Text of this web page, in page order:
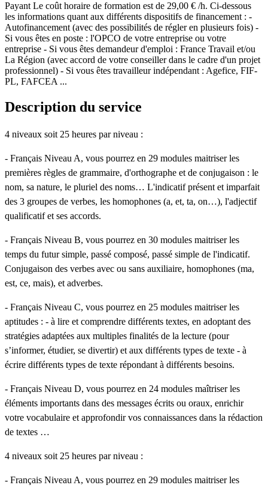
Payant Le coût horaire de formation est de 29,00 € /h. Ci-dessous
les informations quant aux différents dispositifs de financement : -
Autofinancement (avec des possibilités de régler en plusieurs fois) -
Si vous êtes en poste : l'OPCO de votre entreprise ou votre
entreprise - Si vous êtes demandeur d'emploi : France Travail et/ou
La Région (avec accord de votre conseiller dans le cadre d'un projet
professionnel) - Si vous êtes travailleur indépendant : Agefice, FIF-
PL, FAFCEA ...
Description du service
4 niveaux soit 25 heures par niveau :
- Français Niveau A, vous pourrez en 29 modules maitriser les
premières règles de grammaire, d'orthographe et de conjugaison : le
nom, sa nature, le pluriel des noms… L'indicatif présent et imparfait
des 3 groupes de verbes, les homophones (a, et, ta, on…), l'adjectif
qualificatif et ses accords.
- Français Niveau B, vous pourrez en 30 modules maitriser les
temps du futur simple, passé composé, passé simple de l'indicatif.
Conjugaison des verbes avec ou sans auxiliaire, homophones (ma,
est, ce, mais), et adverbes.
- Français Niveau C, vous pourrez en 25 modules maitriser les
aptitudes : - à lire et comprendre différents textes, en adoptant des
stratégies adaptées aux multiples finalités de la lecture (pour
s’informer, étudier, se divertir) et aux différents types de texte - à
écrire différents types de texte répondant à différents besoins.
- Français Niveau D, vous pourrez en 24 modules maîtriser les
éléments importants dans des messages écrits ou oraux, enrichir
votre vocabulaire et approfondir vos connaissances dans la rédaction
de textes …
4 niveaux soit 25 heures par niveau :
- Français Niveau A, vous pourrez en 29 modules maitriser les